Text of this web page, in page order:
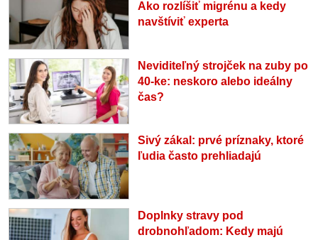
Ako rozlíšiť migrénu a kedy
navštíviť experta
Neviditeľný strojček na zuby po
40-ke: neskoro alebo ideálny
čas?
Sivý zákal: prvé príznaky, ktoré
ľudia často prehliadajú
Doplnky stravy pod
drobnohľadom: Kedy majú